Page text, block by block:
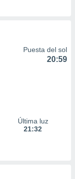
Puesta del sol
20:59
Última luz
21:32